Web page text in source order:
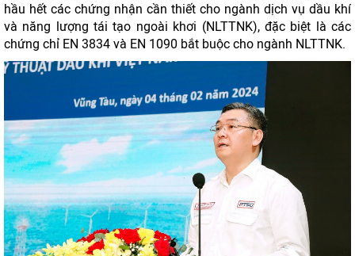
hầu hết các chứng nhận cần thiết cho ngành dịch vụ dầu khí
và năng lượng tái tạo ngoài khơi (NLTTNK), đặc biệt là các
chứng chỉ EN 3834 và EN 1090 bắt buộc cho ngành NLTTNK.